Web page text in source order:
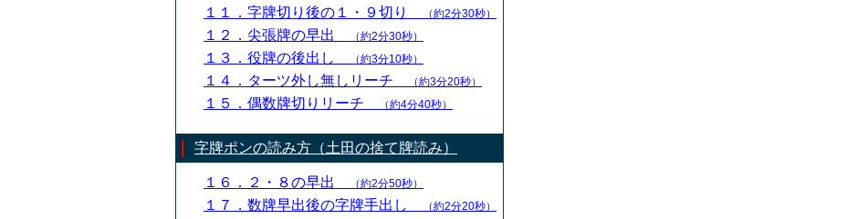
１１．字牌切り後の１・９切り （約2分30秒）
１２．尖張牌の早出 （約2分30秒）
１３．役牌の後出し （約3分10秒）
１４．ターツ外し無しリーチ （約3分20秒）
１５．偶数牌切りリーチ （約4分40秒）
字牌ポンの読み方（土田の捨て牌読み）
１６．２・８の早出 （約2分50秒）
１７．数牌早出後の字牌手出し （約2分20秒）